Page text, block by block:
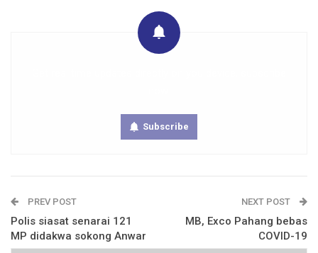
Subscribe
PREV POST
Polis siasat senarai 121
MP didakwa sokong Anwar
NEXT POST
MB, Exco Pahang bebas
COVID-19